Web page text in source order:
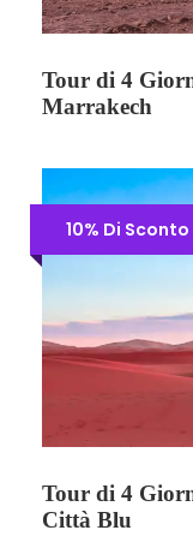
Tour di 4
Marrakech
10% Di Sconto
Tour di 4
Città Blu